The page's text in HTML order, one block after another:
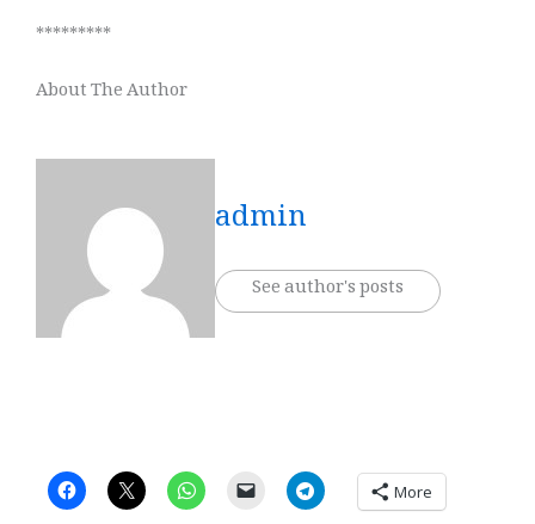
*********
About The Author
admin
See author's posts
More